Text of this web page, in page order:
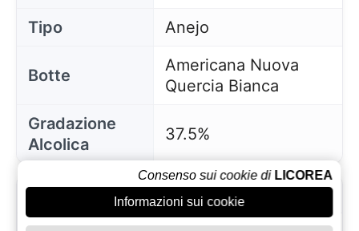
Tipo Anejo
Botte
Americana Nuova
Quercia Bianca
Gradazione
Alcolica
37.5%
Imballaggio
Scatola con 1 Vetro
Consenso sui cookie di LICOREA
Informazioni sui cookie